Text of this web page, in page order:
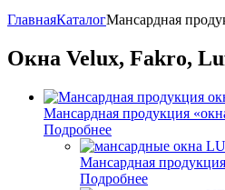
ГлавнаяКаталогМансардная
Окна Velux, Fakro,
Мансардная продукция
Подробнее
Мансардная
Подробнее